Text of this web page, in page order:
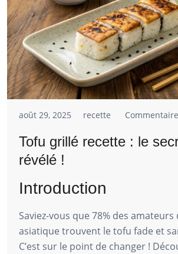
août 29, 2025 recette
Tofu grillé recette : le
révélé !
Introduction
Saviez-vous que 78% des amateurs
asiatique trouvent le tofu fade et
C’est sur le point de changer !